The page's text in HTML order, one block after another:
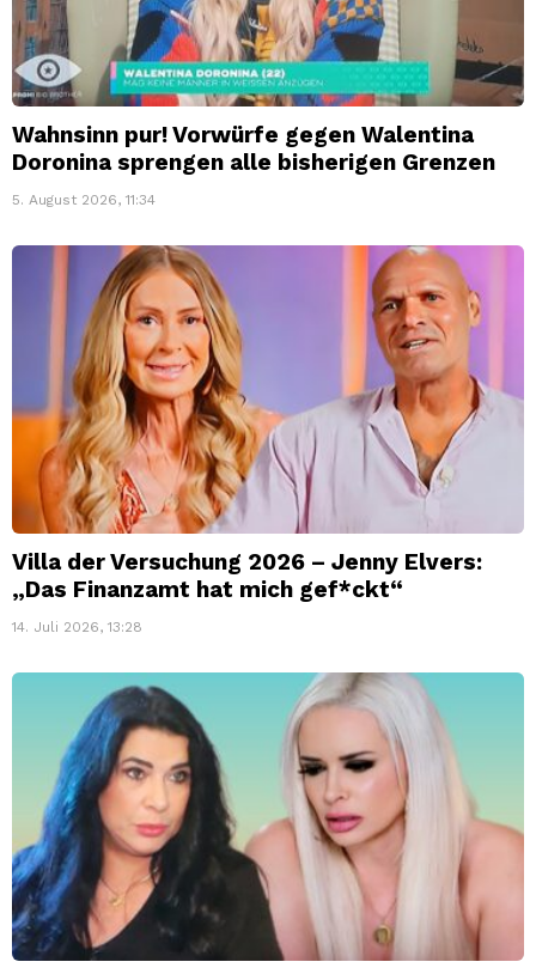
Wahnsinn pur! Vorwürfe gegen Walentina
Doronina sprengen alle bisherigen Grenzen
5. August 2026, 11:34
Villa der Versuchung 2026 – Jenny Elvers:
„Das Finanzamt hat mich gef*ckt“
14. Juli 2026, 13:28